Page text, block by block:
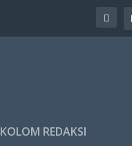
KOLOM REDAKSI